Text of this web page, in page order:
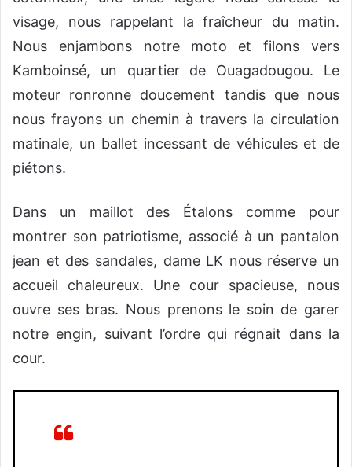
visage, nous rappelant la fraîcheur du matin.
Nous enjambons notre moto et filons vers
Kamboinsé, un quartier de Ouagadougou. Le
moteur ronronne doucement tandis que nous
nous frayons un chemin à travers la circulation
matinale, un ballet incessant de véhicules et de
piétons.
Dans un maillot des Étalons comme pour
montrer son patriotisme, associé à un pantalon
jean et des sandales, dame LK nous réserve un
accueil chaleureux. Une cour spacieuse, nous
ouvre ses bras. Nous prenons le soin de garer
notre engin, suivant l’ordre qui régnait dans la
cour.